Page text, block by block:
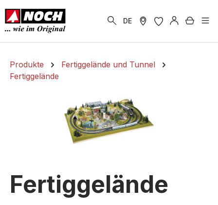
springen
DE
Produkte
Fertiggelände und Tunnel
Fertiggelände
Fertiggelände